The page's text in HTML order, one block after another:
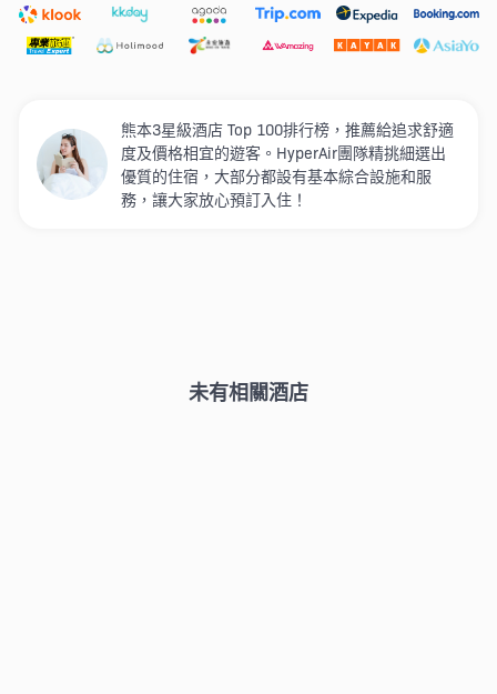
熊本3星級酒店 Top 100排行榜，推薦給追求舒適
度及價格相宜的遊客。HyperAir團隊精挑細選出
優質的住宿，大部分都設有基本綜合設施和服
務，讓大家放心預訂入住！
未有相關酒店